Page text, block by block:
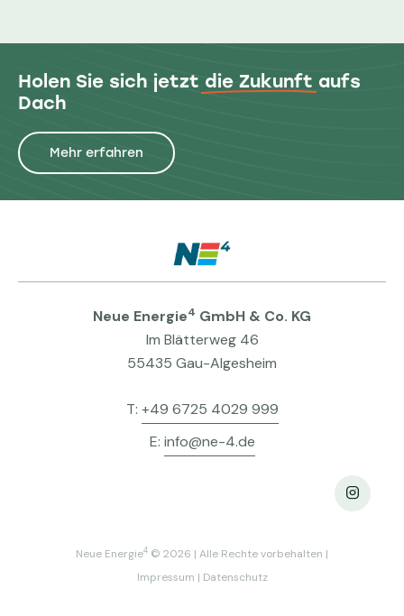
Holen Sie sich jetzt die Zukunft aufs
Dach
Mehr erfahren
Neue Energie4 GmbH & Co. KG
Im Blätterweg 46
55435 Gau-Algesheim
T: +49 6725 4029 999
E: info@ne-4.de
Neue Energie4 © 2026 | Alle Rechte vorbehalten |
Impressum | Datenschutz